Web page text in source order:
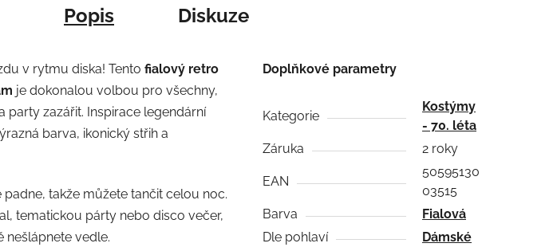
Popis Diskuze
v rytmu diska! Tento fialový retro
je dokonalou volbou pro všechny,
party zazářit. Inspirace legendární
barva, ikonický střih a
takže můžete tančit celou noc.
tematickou párty nebo disco večer,
vedle.
Doplňkové parametry
Kategorie
Kostýmy
- 70. léta
Záruka
2 roky
EAN
50595130
03515
Barva
Fialová
Dle pohlaví
Dámské